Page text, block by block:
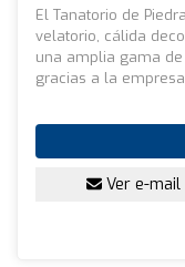
El Tanatorio de
velatorio, cálida
una amplia gama
gracias a la
Ver e-mail